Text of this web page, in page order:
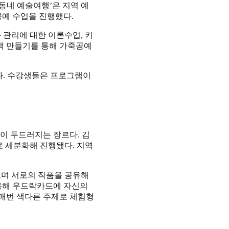
네 예술여행’은 지역 예
수업을 진행했다.
리에 대한 이론수업, 키
만들기를 통해 가죽공예
수강생들은 프로그램이
두드러지는 장르다. 김
세분화해 진행됐다. 지역
서로의 작품을 공유해
해 우드락카드에 자신의
번 색다른 주제로 체험형